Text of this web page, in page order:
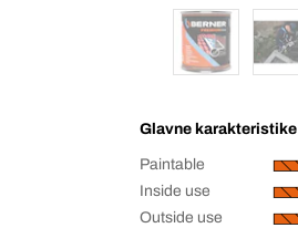
Glavne karakteristike
Paintable
Inside use
Outside use